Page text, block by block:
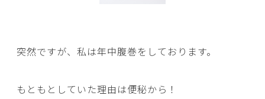
突然ですが、私は年中腹巻をしております。
もともとしていた理由は便秘から！